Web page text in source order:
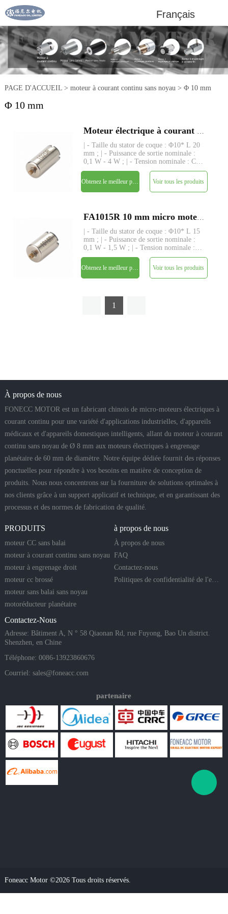
Français
PAGE D'ACCUEIL> moteur à courant continu sans noyau > Φ 10 mm
Φ 10 mm
| - Taille du stator de coque : Φ10* L 20
mm ; | - Puissance de sortie nominale :
0,1 W - 4 W ; | - Tension nominale : CC
3 V - 12 V ; | - Couple nominal : jusqu'à
25 gf-cm ; | - Tige : Φ1.0mm, longueur
personnalisée ; | - Structure : enroulement
san
Voir tous les produits
| - Taille du stator de coque : Φ10* L 15
mm ; | - Puissance de sortie nominale :
0,1 W - 1,5 W ; | - Tension nominale :
CC 3 V - 12 V ; | - Couple nominal :
jusqu'à 20 gf-cm ; | - Tige : Φ1.0mm,
longueur personnalisée ; | - Structure :
enroulement s
Voir tous les produits
1
À propos de nous
FONECC MOTOR est un fabricant chinois de micro-moteurs électriques à
courant continu pour une variété d'applications industrielles, d'appareils
médicaux et d'appareils domestiques intelligents, allant du moteur à courant
continu sans noyau de Ø 8 mm aux moteurs électriques à engrenage
planétaire de 60 mm de diamètre. Notre équipe dédiée fournit des réponses
ponctuelles pour répondre à vos besoins en matière de conception de
produits. Nous nous concentrons sur la fourniture de solutions optimales à
nos clients grâce à un support applicatif et technique, et en garantissant des
processus et des normes de fabrication de qualité.
PRODUITS
moteur CC sans balai
moteur à courant continu sans noyau
moteur à engrenage droit
moteur cc brossé
moteur sans balai sans noyau
motoréducteur planétaire
à propos de nous
À propos de nous
FAQ
Contactez-nous
Politiques de confidentialité de l'entreprise
Contactez-Nous
Adresse: Bâtiment A, N ° 58 Qiaonan Rd, rue Fuyong, Bao Un district.
Shenzhen, en Chine
Téléphone: 0086-13923860676
Courriel: sales@foneacc.com
partenaire
Foneacc Motor ©2026 Tous droits réservés.